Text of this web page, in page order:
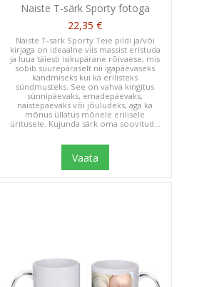
Naiste T-särk Sporty fotoga
22,35 €
Naiste T-särk Sporty Teie pildi ja/või
kirjaga on ideaalne viis massist eristuda
ja luua täiesti isikupärane rõivaese, mis
sobib suurepäraselt nii igapäevaseks
kandmiseks kui ka erilisteks
sündmusteks. See on vahva kingitus
sünnipäevaks, emadepäevaks,
naistepäevaks või jõuludeks, aga ka
mõnus üllatus mõnele erilisele
üritusele. Kujunda särk oma soovitud...
Vaata